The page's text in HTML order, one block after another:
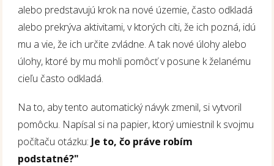
alebo predstavujú krok na nové územie, často odkladá
alebo prekrýva aktivitami, v ktorých cíti, že ich pozná, idú
mu a vie, že ich určite zvládne. A tak nové úlohy alebo
úlohy, ktoré by mu mohli pomôcť v posune k želanému
cieľu často odkladá.
Na to, aby tento automatický návyk zmenil, si vytvoril
pomôcku. Napísal si na papier, ktorý umiestnil k svojmu
počítaču otázku: Je to, čo práve robím
podstatné?"